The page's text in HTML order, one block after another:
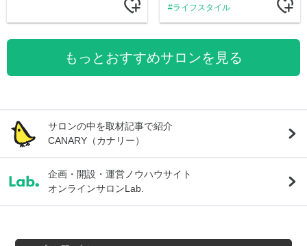
ライフスタイル
もっとおすすめサロンを見る
サロンの中を取材記事で紹介
CANARY（カナリー）
企画・開設・運営ノウハウサイト
オンラインサロンLab.